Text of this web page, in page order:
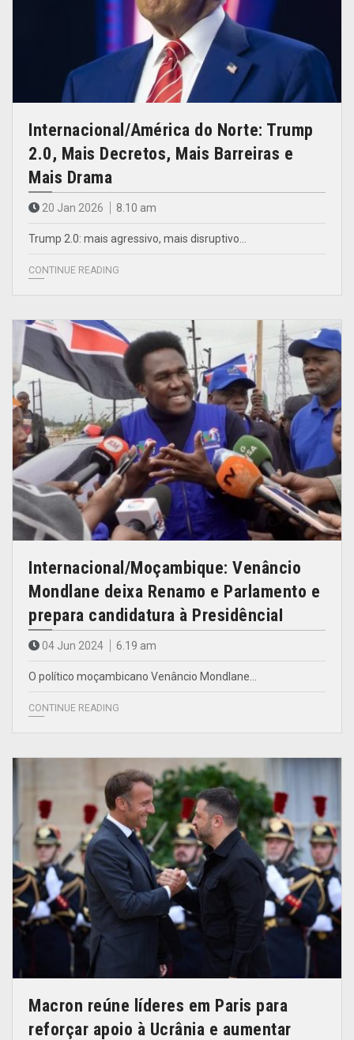
Internacional/América do Norte: Trump
2.0, Mais Decretos, Mais Barreiras e
Mais Drama
20 Jan 2026 8.10 am
Trump 2.0: mais agressivo, mais disruptivo…
CONTINUE READING
Internacional/Moçambique: Venâncio
Mondlane deixa Renamo e Parlamento e
prepara candidatura à PresidênciaI
04 Jun 2024 6.19 am
O político moçambicano Venâncio Mondlane…
CONTINUE READING
Macron reúne líderes em Paris para
reforçar apoio à Ucrânia e aumentar